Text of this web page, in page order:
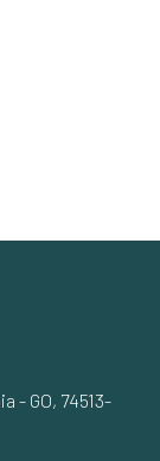
- GO, 74513-